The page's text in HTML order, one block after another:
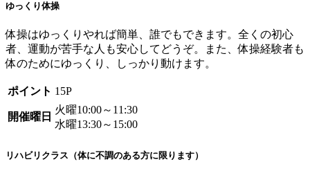
ゆっくり体操
体操はゆっくりやれば簡単、誰でもできます。全くの初心
者、運動が苦手な人も安心してどうぞ。また、体操経験者も
体のためにゆっくり、しっかり動けます。
ポイント 15P
開催曜日
火曜10:00～11:30
水曜13:30～15:00
リハビリクラス（体に不調のある方に限ります）